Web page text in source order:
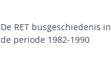
De RET busgeschiedenis in
de periode 1982-1990